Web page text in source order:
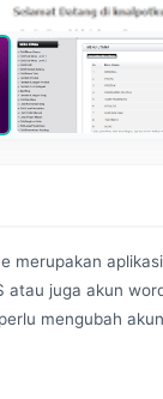
merupakan
atau juga akun
mengubah